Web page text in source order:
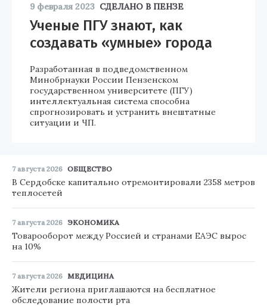
9 февраля 2023 СДЕЛАНО В ПЕНЗЕ
Ученые ПГУ знают, как
создавать «умные» города
Разработанная в подведомственном
Минобрнауки России Пензенском
государственном университете (ПГУ)
интеллектуальная система способна
спрогнозировать и устранить внештатные
ситуации и ЧП.
7 августа 2026 ОБЩЕСТВО
В Сердобске капитально отремонтировали 2358 метров
теплосетей
7 августа 2026 ЭКОНОМИКА
Товарооборот между Россией и странами ЕАЭС вырос
на 10%
7 августа 2026 МЕДИЦИНА
Жители региона приглашаются на бесплатное
обследование полости рта